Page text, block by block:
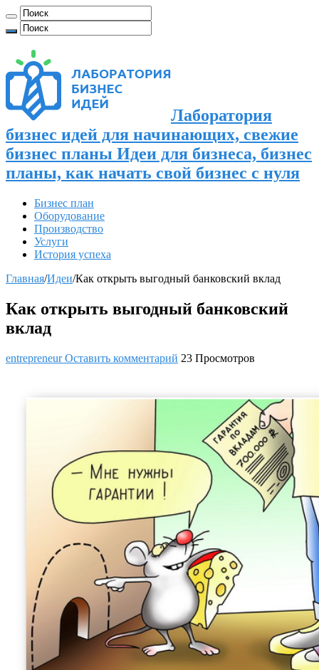
Лаборатория
бизнес идей для начинающих, свежие
бизнес планы Идеи для бизнеса, бизнес
планы, как начать свой бизнес с нуля
Бизнес план
Оборудование
Производство
Услуги
История успеха
Главная/Идеи/Как открыть выгодный банковский вклад
Как открыть выгодный банковский
вклад
entrepreneurОставить комментарий 23 Просмотров